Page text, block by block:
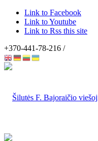
Link to Facebook
Link to Youtube
Link to Rss this site
+370-441-78-216 /